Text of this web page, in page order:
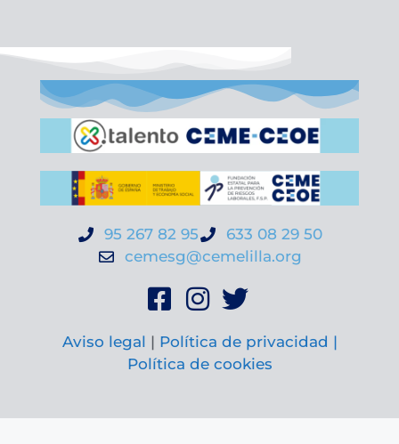
95 267 82 95
633 08 29 50
cemesg@cemelilla.org
Aviso legal | Política de privacidad |
Política de cookies